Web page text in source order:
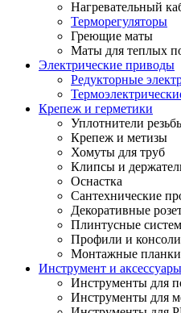
Нагревательный
Терморегуляторы
Греющие маты
Маты для теплых
Электрические приводы
Редукторные
Крепеж и герметики
Уплотнители
Крепеж и метизы
Хомуты для труб
Клипсы и
Оснастка
Сантехнические
Декоративные
Плинтусные
Профили и консоли
Монтажные планки
Инструмент и аксессуары
Инструменты для
Инструменты для